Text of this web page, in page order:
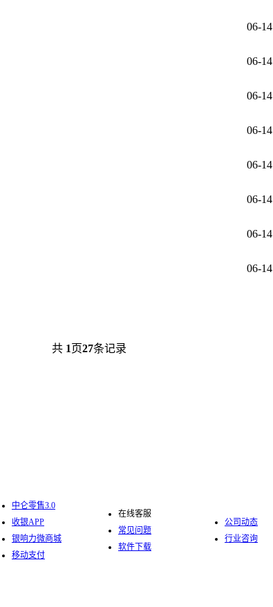
06-14
06-14
06-14
06-14
06-14
06-14
06-14
06-14
共 1页27条记录
中仑零售3.0
收银APP
银响力微商城
移动支付
在线客服
常见问题
软件下载
公司动态
行业咨询